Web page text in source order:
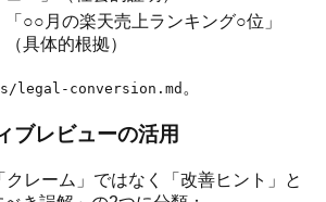
「○○月の楽天売上ランキング○位」
（具体的根拠）
legal-conversion.md 。
ブレビューの活用
レーム」ではなく「改善ヒント」と